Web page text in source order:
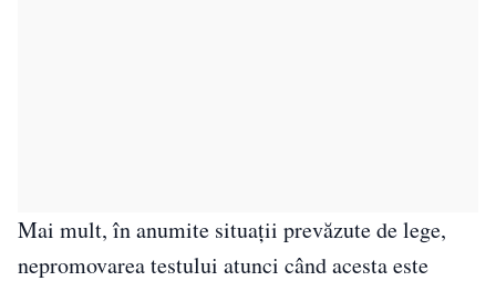
Mai mult, în anumite situații prevăzute de lege,
nepromovarea testului atunci când acesta este